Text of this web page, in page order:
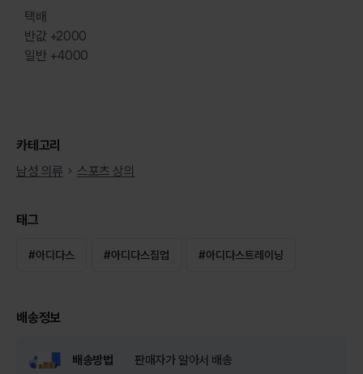
택배
반값 +2000
일반 +4000
카테고리
남성 의류
스포츠 상의
태그
#아디다스 #아디다스집업 #아디다스트레이닝
배송정보
배송방법 판매자가 알아서 배송